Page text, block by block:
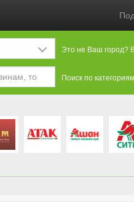
Это не Ваш город?
Поиск по